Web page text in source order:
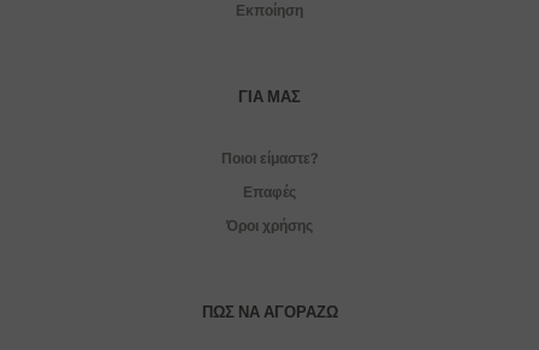
Εκποίηση
ΓΙΑ ΜΑΣ
Ποιοι είμαστε?
Επαφές
Όροι χρήσης
ΠΏΣ ΝΑ ΑΓΟΡΆΖΩ